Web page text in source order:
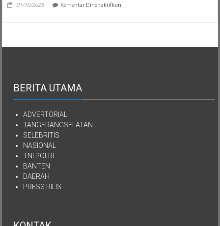
01/10/2025 Komentar Dinonaktifkan
BERITA UTAMA
ADVERTORIAL
TANGERANGSELATAN
SELEBRITIS
NASIONAL
TNI POLRI
BANTEN
DAERAH
PRESS RILIS